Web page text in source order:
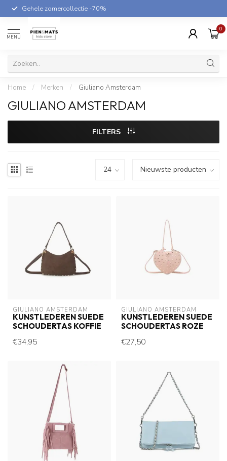
Gehele zomercollectie -70%
MENU
0
Home / Merken / Giuliano Amsterdam
GIULIANO AMSTERDAM
FILTERS
GIULIANO AMSTERDAM
KUNSTLEDEREN SUEDE
SCHOUDERTAS KOFFIE
€34,95
GIULIANO AMSTERDAM
KUNSTLEDEREN SUEDE
SCHOUDERTAS ROZE
€27,50